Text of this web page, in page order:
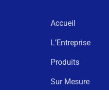
Accueil
L’Entreprise
Produits
Sur Mesure